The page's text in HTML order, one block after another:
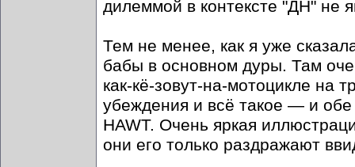
дилеммой в контексте "ДН" не
Тем не менее, как я уже
бабы в основном дуры. Там
как-кё-зовут-на-мотоцикле
убеждения и всё такое — и обе
HAWT. Очень яркая
они его только раздражают